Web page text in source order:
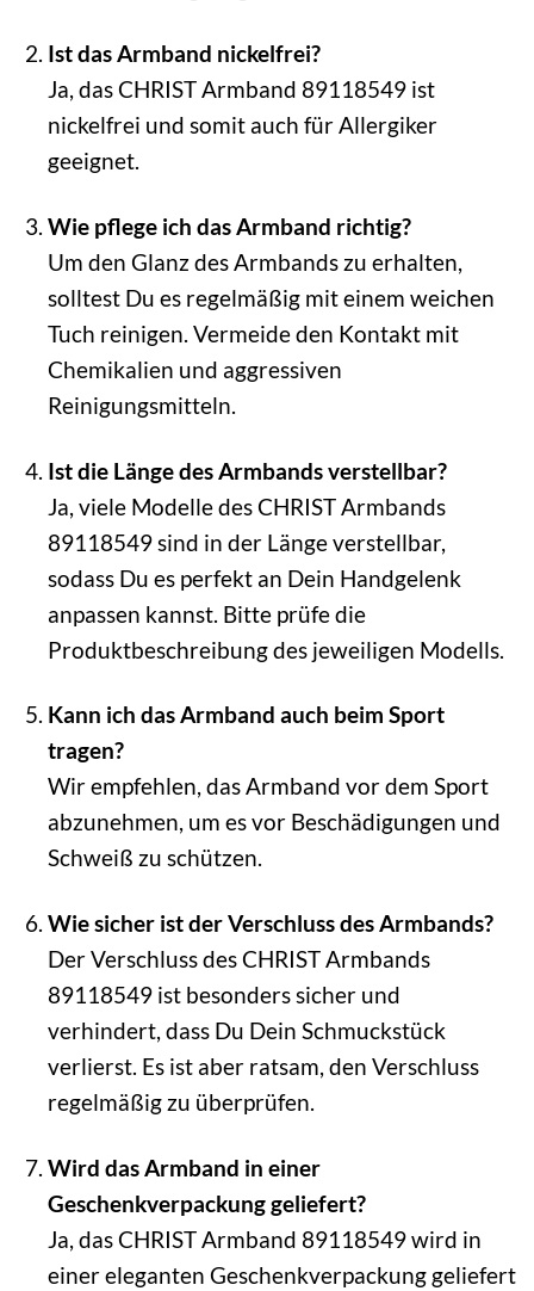
Ist das Armband nickelfrei?
Ja, das CHRIST Armband 89118549 ist
nickelfrei und somit auch für Allergiker
geeignet.
Wie pflege ich das Armband richtig?
Um den Glanz des Armbands zu erhalten,
solltest Du es regelmäßig mit einem weichen
Tuch reinigen. Vermeide den Kontakt mit
Chemikalien und aggressiven
Reinigungsmitteln.
Ist die Länge des Armbands verstellbar?
Ja, viele Modelle des CHRIST Armbands
89118549 sind in der Länge verstellbar,
sodass Du es perfekt an Dein Handgelenk
anpassen kannst. Bitte prüfe die
Produktbeschreibung des jeweiligen Modells.
Kann ich das Armband auch beim Sport
tragen?
Wir empfehlen, das Armband vor dem Sport
abzunehmen, um es vor Beschädigungen und
Schweiß zu schützen.
Wie sicher ist der Verschluss des Armbands?
Der Verschluss des CHRIST Armbands
89118549 ist besonders sicher und
verhindert, dass Du Dein Schmuckstück
verlierst. Es ist aber ratsam, den Verschluss
regelmäßig zu überprüfen.
Wird das Armband in einer
Geschenkverpackung geliefert?
Ja, das CHRIST Armband 89118549 wird in
einer eleganten Geschenkverpackung geliefert